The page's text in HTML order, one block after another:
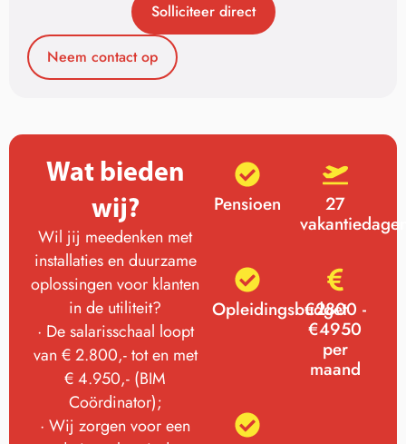
Solliciteer direct
Neem contact op
Wat bieden
wij?
Wil jij meedenken met
installaties en duurzame
oplossingen voor klanten
in de utiliteit?
· De salarisschaal loopt
van € 2.800,- tot en met
€ 4.950,- (BIM
Coördinator);
· Wij zorgen voor een
Pensioen
27
Opleidingsbudget
€2800 -
€4950
per
maand